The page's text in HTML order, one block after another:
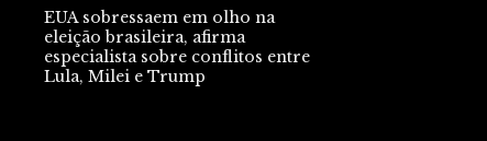
EUA sobressaem em olho na
eleição brasileira, afirma
especialista sobre conflitos entre
Lula, Milei e Trump